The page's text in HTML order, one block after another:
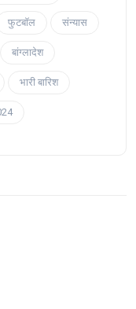
फुटबॉल संन्यास
बांग्लादेश
भारी बारिश